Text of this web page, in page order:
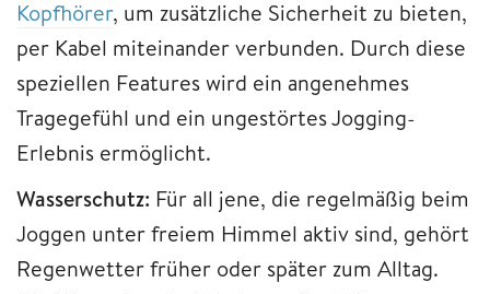
Kopfhörer, um zusätzliche Sicherheit zu bieten,
per Kabel miteinander verbunden. Durch diese
speziellen Features wird ein angenehmes
Tragegefühl und ein ungestörtes Jogging-
Erlebnis ermöglicht.
Wasserschutz: Für all jene, die regelmäßig beim
Joggen unter freiem Himmel aktiv sind, gehört
Regenwetter früher oder später zum Alltag.